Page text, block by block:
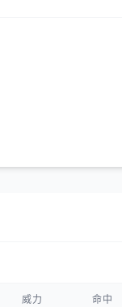
威力 命中